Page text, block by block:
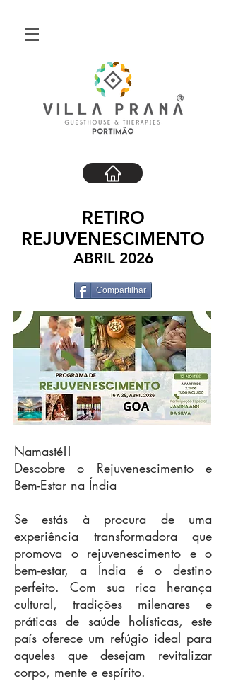
RETIRO
REJUVENESCIMENTO
ABRIL 2026
Compartilhar
Namasté!!
Descobre o Rejuvenescimento e
Bem-Estar na Índia
Se estás à procura de uma
experiência transformadora que
promova o rejuvenescimento e o
bem-estar, a Índia é o destino
perfeito. Com sua rica herança
cultural, tradições milenares e
práticas de saúde holísticas, este
país oferece um refúgio ideal para
aqueles que desejam revitalizar
corpo, mente e espírito.